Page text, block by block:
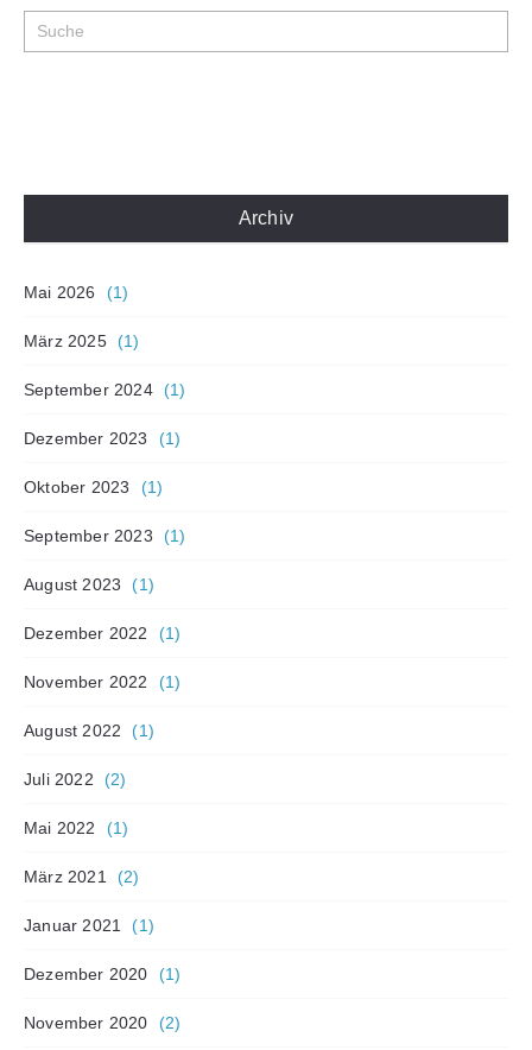
Archiv
Mai 2026 (1)
März 2025 (1)
September 2024 (1)
Dezember 2023 (1)
Oktober 2023 (1)
September 2023 (1)
August 2023 (1)
Dezember 2022 (1)
November 2022 (1)
August 2022 (1)
Juli 2022 (2)
Mai 2022 (1)
März 2021 (2)
Januar 2021 (1)
Dezember 2020 (1)
November 2020 (2)